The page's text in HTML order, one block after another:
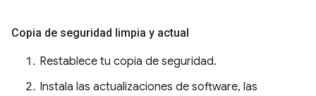
Copia de seguridad limpia y actual
Restablece tu copia de seguridad.
Instala las actualizaciones de software, las